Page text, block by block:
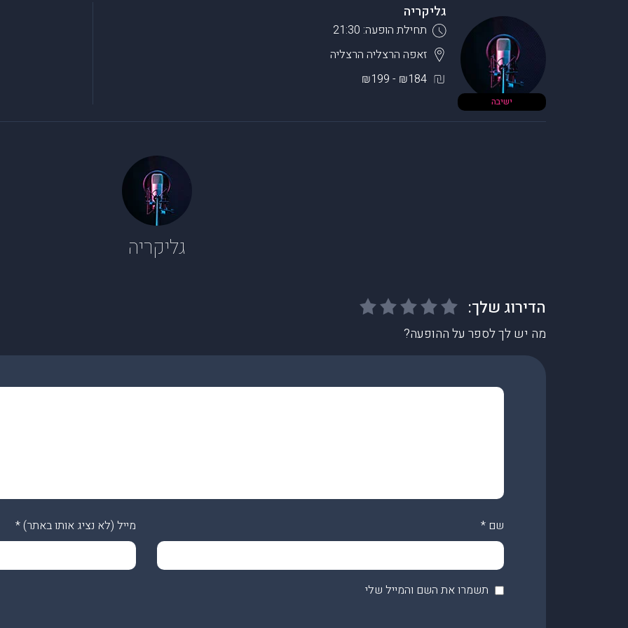
ישיבה
גליקריה
תחילת הופעה: 21:30
זאפה הרצליה הרצליה
₪184 - ₪199
גליקריה
מה יש לך לספר על ההופעה?
שם * מייל (לא נציג אותו באתר) *
תשמרו את השם והמייל שלי